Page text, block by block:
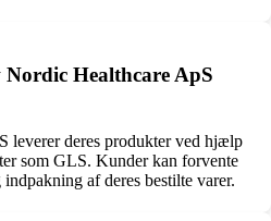
Healthcare ApS
leverer deres produkter ved hjælp
som GLS. Kunder kan forvente
af deres bestilte varer.